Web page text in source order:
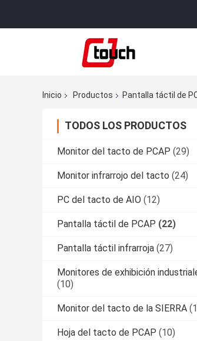
Inicio
Productos Pantalla táctil de
TODOS LOS PRODUCTOS
Monitor del tacto de PCAP (29)
Monitor infrarrojo del tacto (24)
PC del tacto de AIO (12)
Pantalla táctil de PCAP (22)
Pantalla táctil infrarroja (27)
Monitores de exhibición
(10)
Monitor del tacto de la SIERRA
Hoja del tacto de PCAP (10)